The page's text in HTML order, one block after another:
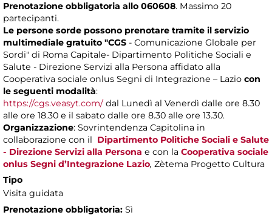
Prenotazione obbligatoria allo 060608. Massimo 20
partecipanti.
Le persone sorde possono prenotare tramite il servizio
multimediale gratuito "CGS - Comunicazione Globale per
Sordi" di Roma Capitale- Dipartimento Politiche Sociali e
Salute - Direzione Servizi alla Persona affidato alla
Cooperativa sociale onlus Segni di Integrazione – Lazio con
le seguenti modalità:
https://cgs.veasyt.com/dal Lunedì al Venerdì dalle ore 8.30
alle ore 18.30 e il sabato dalle ore 8.30 alle ore 13.30.
Organizzazione: Sovrintendenza Capitolina in
collaborazione con il Dipartimento Politiche Sociali e Salute
- Direzione Servizi alla Persona e con la Cooperativa sociale
onlus Segni d’Integrazione Lazio, Zètema Progetto Cultura
Tipo
Visita guidata
Prenotazione obbligatoria: Sì